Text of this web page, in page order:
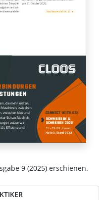
9 (2025) erschienen.